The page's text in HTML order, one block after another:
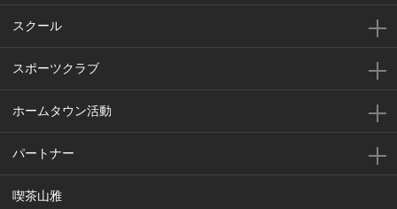
スクール
スポーツクラブ
ホームタウン活動
パートナー
喫茶山雅